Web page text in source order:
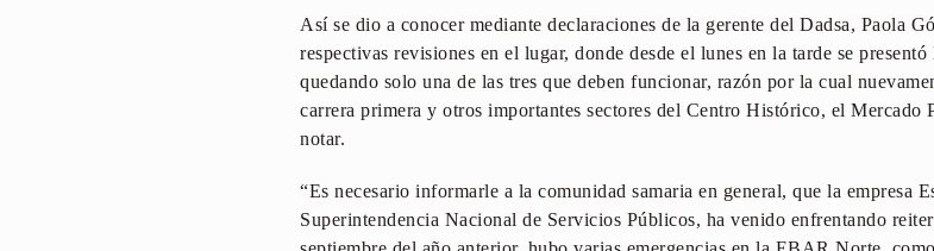
Así se dio a conocer mediante declaraciones de la gerente del Dadsa, Paola
respectivas revisiones en el lugar, donde desde el lunes en la tarde se
quedando solo una de las tres que deben funcionar, razón por la cual
carrera primera y otros importantes sectores del Centro Histórico, el Mercado
notar.
“Es necesario informarle a la comunidad samaria en general, que la empresa
Superintendencia Nacional de Servicios Públicos, ha venido enfrentando